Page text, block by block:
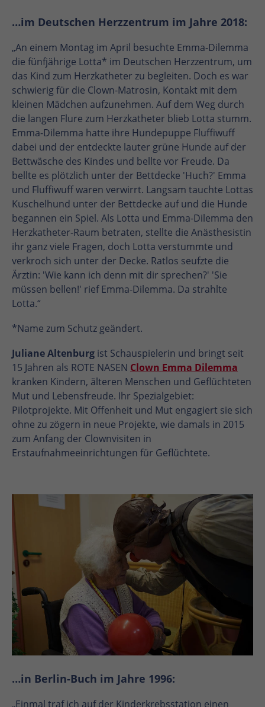
…im Deutschen Herzzentrum im Jahre 2018:
„An einem Montag im April besuchte Emma-Dilemma
die fünfjährige Lotta* im Deutschen Herzzentrum, um
das Kind zum Herzkatheter zu begleiten. Doch es war
schwierig für die Clown-Matrosin, Kontakt mit dem
kleinen Mädchen aufzunehmen. Auf dem Weg durch
die langen Flure zum Herzkatheter blieb Lotta stumm.
Emma-Dilemma hatte ihre Hundepuppe Fluffiwuff
dabei und der entdeckte lauter grüne Hunde auf der
Bettwäsche des Kindes und bellte vor Freude. Da
bellte es plötzlich unter der Bettdecke 'Huch?' Emma
und Fluffiwuff waren verwirrt. Langsam tauchte Lottas
Kuschelhund unter der Bettdecke auf und die Hunde
begannen ein Spiel. Als Lotta und Emma-Dilemma den
Herzkatheter-Raum betraten, stellte die Anästhesistin
ihr ganz viele Fragen, doch Lotta verstummte und
verkroch sich unter der Decke. Ratlos seufzte die
Ärztin: 'Wie kann ich denn mit dir sprechen?' 'Sie
müssen bellen!' rief Emma-Dilemma. Da strahlte
Lotta.“
*Name zum Schutz geändert.
Juliane Altenburg ist Schauspielerin und bringt seit
15 Jahren als ROTE NASEN Clown Emma Dilemma
kranken Kindern, älteren Menschen und Geflüchteten
Mut und Lebensfreude. Ihr Spezialgebiet:
Pilotprojekte. Mit Offenheit und Mut engagiert sie sich
ohne zu zögern in neue Projekte, wie damals in 2015
zum Anfang der Clownvisiten in
Erstaufnahmeeinrichtungen für Geflüchtete.
…in Berlin-Buch im Jahre 1996:
„Einmal traf ich auf der Kinderkrebsstation einen